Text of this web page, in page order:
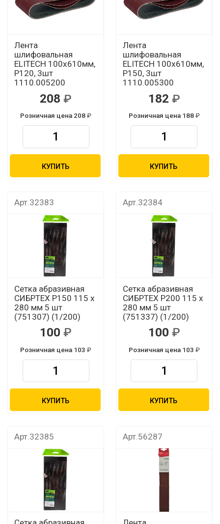
Лента
шлифовальная
ELITECH 100х610мм,
Р120, 3шт
1110.005200
208
Розничная цена 208
КУПИТЬ
Лента
шлифовальная
ELITECH 100х610мм,
Р150, 3шт
1110.005300
182
Розничная цена 188
КУПИТЬ
Арт.32383
Сетка абразивная
СИБРТЕХ P150 115 х
280 мм 5 шт
(751307) (1/200)
100
Розничная цена 103
КУПИТЬ
Арт.32384
Сетка абразивная
СИБРТЕХ P200 115 х
280 мм 5 шт
(751337) (1/200)
100
Розничная цена 103
КУПИТЬ
Арт.32385 Арт.56287